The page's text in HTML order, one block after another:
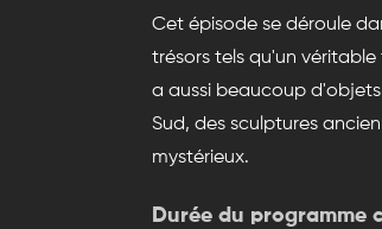
Cet épisode se déroule
trésors tels qu'un
a aussi beaucoup
Sud, des sculptures
mystérieux.
Durée du programme